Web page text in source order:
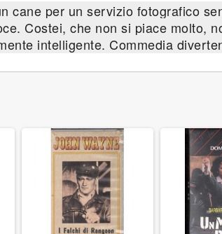
cane per un servizio fotografico
Costei, che non si piace molto,
intelligente. Commedia